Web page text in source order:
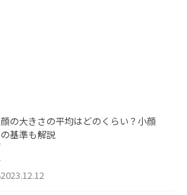
顔の大きさの平均はどのくらい？小顔
の基準も解説
2023.12.12